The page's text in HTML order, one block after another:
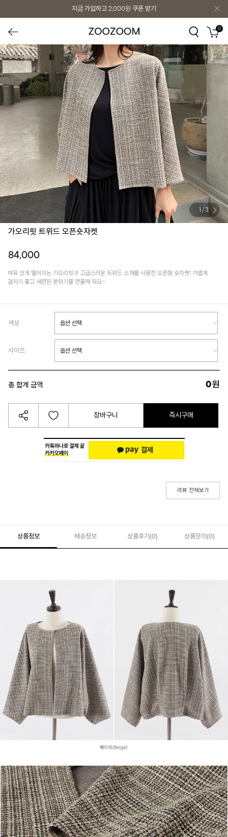
지금 가입하고 2,000원 쿠폰 받기
0
/ 3
가오리핏 트위드 오픈숏자켓
84,000
여유 있게 떨어지는 가오리핏과 고급스러운 트위드 소재를 사용한 오픈형 숏자켓! 가볍게
걸치기 좋고 세련된 분위기를 연출해 줘요~
색상
사이즈
총 합계 금액 0원
장바구니 즉시구매
리뷰 전체보기
상품정보 배송정보 상품후기(0) 상품문의 (0)